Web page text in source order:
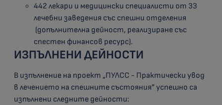
442 лекари и медицински специалисти от 33
лечебни заведения със спешни отделения
(допълнителна дейност, реализиране със
спестен финансов ресурс).
ИЗПЪЛНЕНИ ДЕЙНОСТИ
В изпълнение на проект „ПУЛСС - Практически увод
в лечението на спешните състояния” успешно са
изпълнени следните дейности: